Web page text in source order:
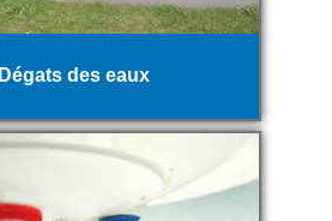
Dégats des eaux